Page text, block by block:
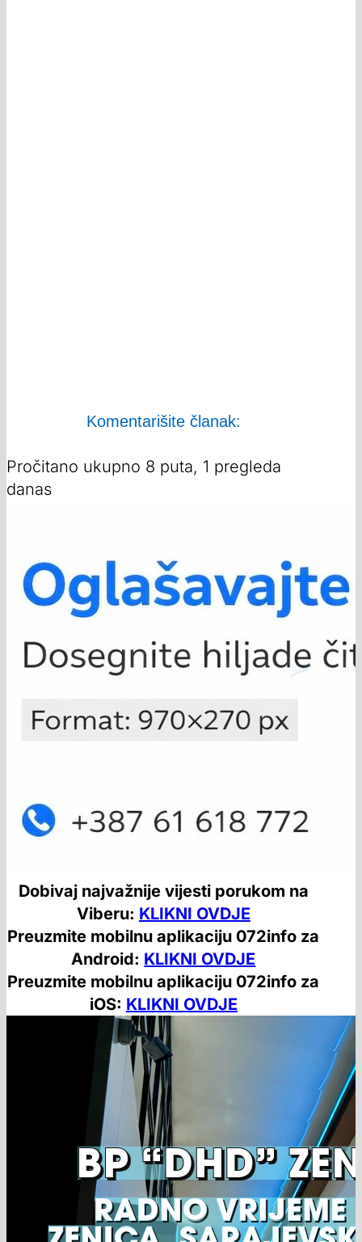
Komentarišite članak:
Pročitano ukupno 8 puta, 1 pregleda
danas
Dobivaj najvažnije vijesti porukom na
Viberu: KLIKNI OVDJE
Preuzmite mobilnu aplikaciju 072info za
Android: KLIKNI OVDJE
Preuzmite mobilnu aplikaciju 072info za
iOS: KLIKNI OVDJE